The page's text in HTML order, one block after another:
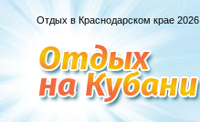
Отдых в Краснодарском крае 2026